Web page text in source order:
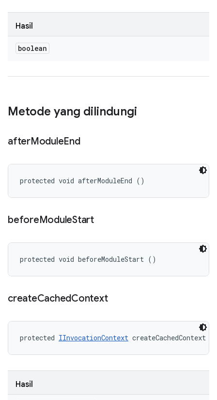
Hasil
boolean
Metode yang dilindungi
afterModuleEnd
protected void afterModuleEnd ()
beforeModuleStart
protected void beforeModuleStart ()
createCachedContext
protected IInvocationContext createCachedContext
Hasil